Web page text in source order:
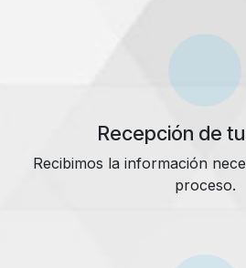
Recepción de
Recibimos la información
proceso.